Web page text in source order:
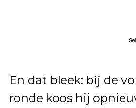
En dat bleek: bij de
ronde koos hij